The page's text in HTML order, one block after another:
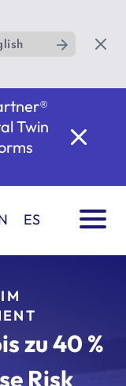
Twin
ES
zu 40 %
Risk